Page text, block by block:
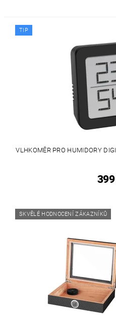
TIP
VLHKOMĚR PRO HUMIDORY
SKVĚLÉ HODNOCENÍ ZÁKAZNÍKŮ